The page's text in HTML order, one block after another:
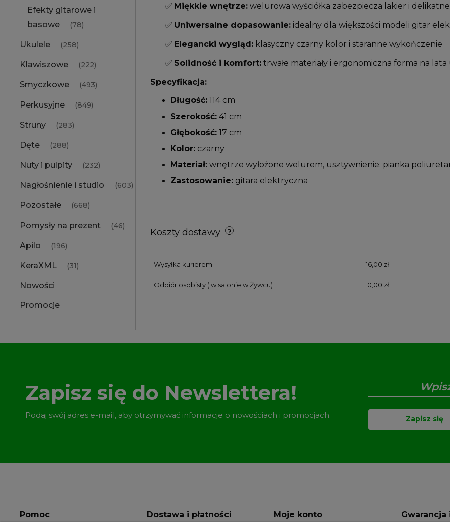
Efekty gitarowe i
basowe
(78)
Ukulele (258)
Klawiszowe (222)
Smyczkowe (493)
Perkusyjne (849)
Struny (283)
Dęte (288)
Nuty i pulpity (232)
Nagłośnienie i studio (603)
Pozostałe (668)
Pomysły na prezent (46)
Apilo (196)
KeraXML (31)
Nowości
Promocje
✅ Miękkie wnętrze: welurowa wyściółka zabezpiecza lakier i
✅ Uniwersalne dopasowanie: idealny dla większości modeli gitar
✅ Elegancki wygląd: klasyczny czarny kolor i staranne wykończenie
✅ Solidność i komfort: trwałe materiały i ergonomiczna forma na
Specyfikacja:
Długość: 114 cm
Szerokość: 41 cm
Głębokość: 17 cm
Kolor: czarny
Materiał: wnętrze wyłożone welurem, usztywnienie: pianka
Zastosowanie: gitara elektryczna
Koszty dostawy
Wysyłka kurierem 16,00 zł
Odbiór osobisty( w salonie w Żywcu) 0,00 zł
Zapisz się do Newslettera!
Podaj swój adres e-mail, aby otrzymywać informacje o nowościach i promocjach. Zapisz się
Pomoc Dostawa i płatności Moje konto